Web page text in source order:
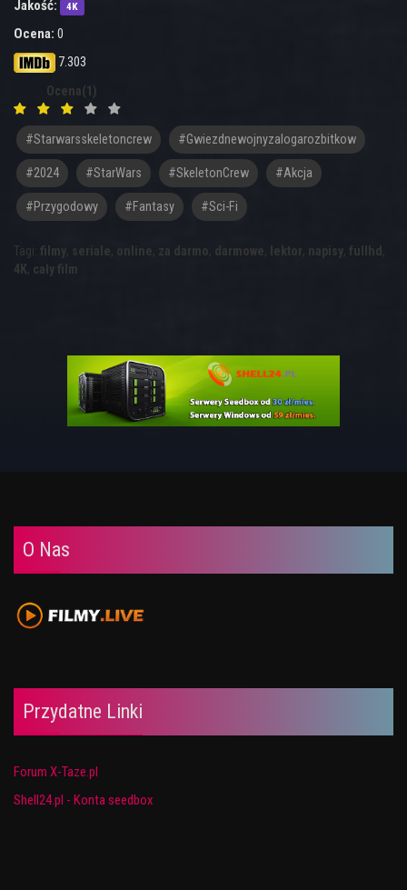
Jakość:
4K
Ocena: 0
7.303
Ocena(1)
#starwarsskeletoncrew #gwiezdnewojnyzalogarozbitkow
#2024 #StarWars #SkeletonCrew #akcja
#przygodowy #fantasy #sci-Fi
Tagi: filmy, seriale, online, za darmo, darmowe, lektor, napisy, fullhd ,
4K, cały film
O Nas
Przydatne Linki
Forum X-Taze.pl
Shell24.pl - Konta seedbox